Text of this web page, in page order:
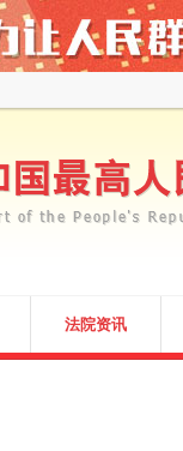
法院资讯